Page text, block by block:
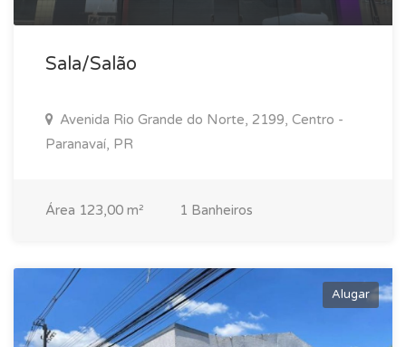
Sala/Salão
Avenida Rio Grande do Norte, 2199, Centro -
Paranavaí, PR
Área 123,00 m² 1 Banheiros
Alugar